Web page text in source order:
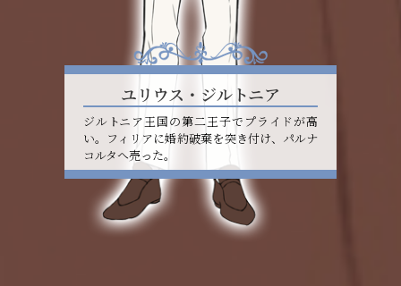
ユリウス・ジルトニア
ジルトニア王国の第二王子でプライドが高
い。フィリアに婚約破棄を突き付け、パルナ
コルタへ売った。